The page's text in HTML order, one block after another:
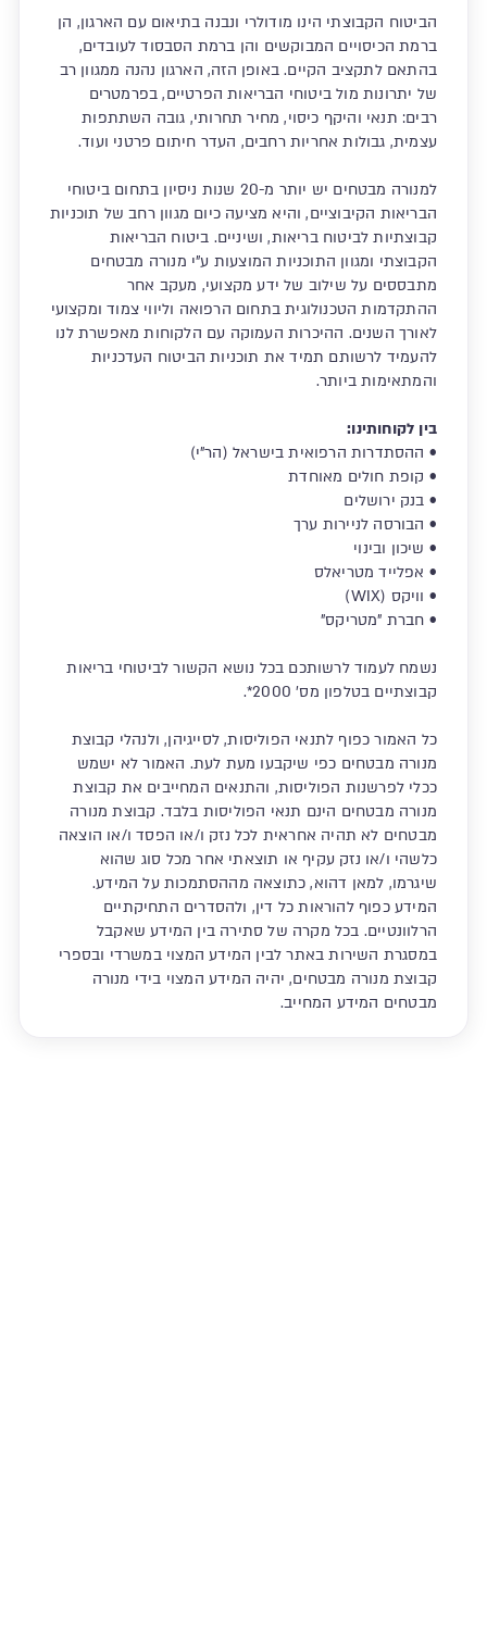
הביטוח הקבוצתי הינו מודולרי ונבנה בתיאום עם הארגון, הן
ברמת הכיסויים המבוקשים והן ברמת הסבסוד לעובדים,
בהתאם לתקציב הקיים. באופן הזה, הארגון נהנה ממגוון רב
של יתרונות מול ביטוחי הבריאות הפרטיים, בפרמטרים
רבים: תנאי והיקף כיסוי, מחיר תחרותי, גובה השתתפות
עצמית, גבולות אחריות רחבים, העדר חיתום פרטני ועוד.
למנורה מבטחים יש יותר מ-20 שנות ניסיון בתחום ביטוחי
הבריאות הקיבוציים, והיא מציעה כיום מגוון רחב של תוכניות
קבוצתיות לביטוח בריאות, ושיניים. ביטוח הבריאות
הקבוצתי ומגוון התוכניות המוצעות ע"י מנורה מבטחים
מתבססים על שילוב של ידע מקצועי, מעקב אחר
ההתקדמות הטכנולוגית בתחום הרפואה וליווי צמוד ומקצועי
לאורך השנים. ההיכרות העמוקה עם הלקוחות מאפשרת לנו
להעמיד לרשותם תמיד את תוכניות הביטוח העדכניות
והמתאימות ביותר.
בין לקוחותינו:
• ההסתדרות הרפואית בישראל (הר"י)
• קופת חולים מאוחדת
• בנק ירושלים
• הבורסה לניירות ערך
• שיכון ובינוי
• אפלייד מטריאלס
• וויקס (WIX)
• חברת "מטריקס"
נשמח לעמוד לרשותכם בכל נושא הקשור לביטוחי בריאות
קבוצתיים בטלפון מס' 2000*.
כל האמור כפוף לתנאי הפוליסות, לסייגיהן, ולנהלי קבוצת
מנורה מבטחים כפי שיקבעו מעת לעת. האמור לא ישמש
ככלי לפרשנות הפוליסות, והתנאים המחייבים את קבוצת
מנורה מבטחים הינם תנאי הפוליסות בלבד. קבוצת מנורה
מבטחים לא תהיה אחראית לכל נזק ו/או הפסד ו/או הוצאה
כלשהי ו/או נזק עקיף או תוצאתי אחר מכל סוג שהוא
שיגרמו, למאן דהוא, כתוצאה מההסתמכות על המידע.
המידע כפוף להוראות כל דין, ולהסדרים התחיקתיים
הרלוונטיים. בכל מקרה של סתירה בין המידע שאקבל
במסגרת השירות באתר לבין המידע המצוי במשרדי ובספרי
קבוצת מנורה מבטחים, יהיה המידע המצוי בידי מנורה
מבטחים המידע המחייב.